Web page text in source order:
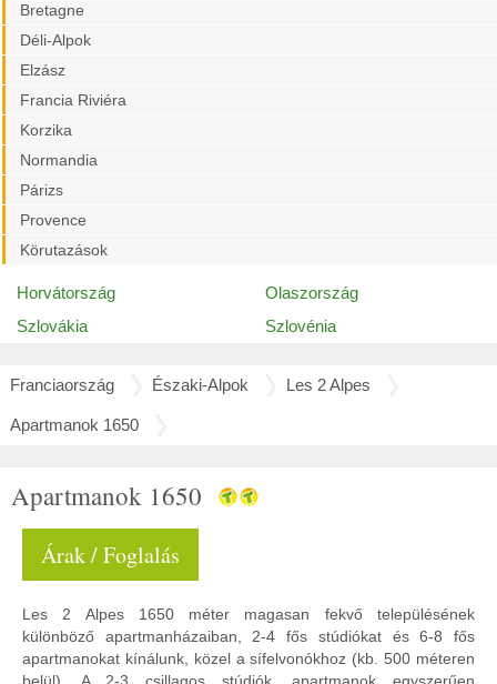
Bretagne
Déli-Alpok
Elzász
Francia Riviéra
Korzika
Normandia
Párizs
Provence
Körutazások
Horvátország
Olaszország
Szlovákia
Szlovénia
Franciaország Északi-Alpok Les 2 Alpes
Apartmanok 1650
Apartmanok 1650
Árak / Foglalás
Les 2 Alpes 1650 méter magasan fekvő településének
különböző apartmanházaiban, 2-4 fős stúdiókat és 6-8 fős
apartmanokat kínálunk, közel a sífelvonókhoz (kb. 500 méteren